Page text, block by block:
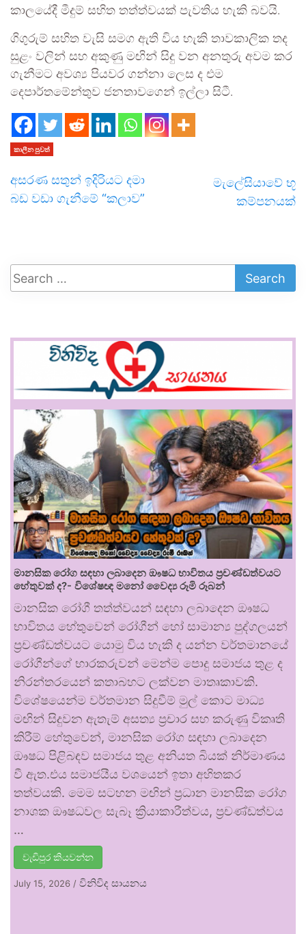
කාලයේදී මීදුම් සහිත තත්ත්වයක් පැවතිය හැකි බවයි.
ගිගුරුම් සහිත වැසි සමග ඇති විය හැකි තාවකාලික තද
සුළං වලින් සහ අකුණු මඟින් සිදු වන අනතුරු අවම කර
ගැනීමට අවශ්‍ය පියවර ගන්නා ලෙස ද එම
දෙපාර්තමේන්තුව ජනතාවගෙන් ඉල්ලා සිටී.
කාලීන පුවත්
අසරණ සතුන් ඉදිරියට දමා
බඩ වඩා ගැනීමේ “කලාව”
මැලේසියාවේ භූ
කම්පනයක්
මානසික රෝග සඳහා ලබාදෙන ඖෂධ භාවිතය ප්‍රචණ්ඩත්වයට
හේතුවක් ද?- විශේෂඥ මනෝ වෛද්‍ය රූමි රූබන්
මානසික රෝගී තත්ත්වයන් සඳහා ලබාදෙන ඖෂධ
භාවිතය හේතුවෙන් රෝගීන් හෝ සාමාන්‍ය පුද්ගලයන්
ප්‍රචණ්ඩත්වයට යොමු විය හැකි ද යන්න වර්තමානයේ
රෝගීන්ගේ භාරකරුවන් මෙන්ම පොදු සමාජය තුළ ද
නිරන්තරයෙන් කතාබහට ලක්වන මාතෘකාවකි.
විශේෂයෙන්ම වර්තමාන සිදුවීම් මුල් කොට මාධ්‍ය
මඟින් සිදුවන ඇතැම් අසත්‍ය ප්‍රචාර සහ කරුණු විකෘති
කිරීම් හේතුවෙන්, මානසික රෝග සඳහා ලබාදෙන
ඖෂධ පිළිබඳව සමාජය තුළ අනියත බියක් නිර්මාණය
වී ඇත.එය සමාජයීය වශයෙන් ඉතා අහිතකර
තත්වයකි. මෙම සටහන මඟින් ප්‍රධාන මානසික රෝග
නාශක ඖෂධවල සැබෑ ක්‍රියාකාරීත්වය, ප්‍රචණ්ඩත්වය
…
වැඩිපුර කියවන්න
July 15, 2026 / විනිවිද සායනය